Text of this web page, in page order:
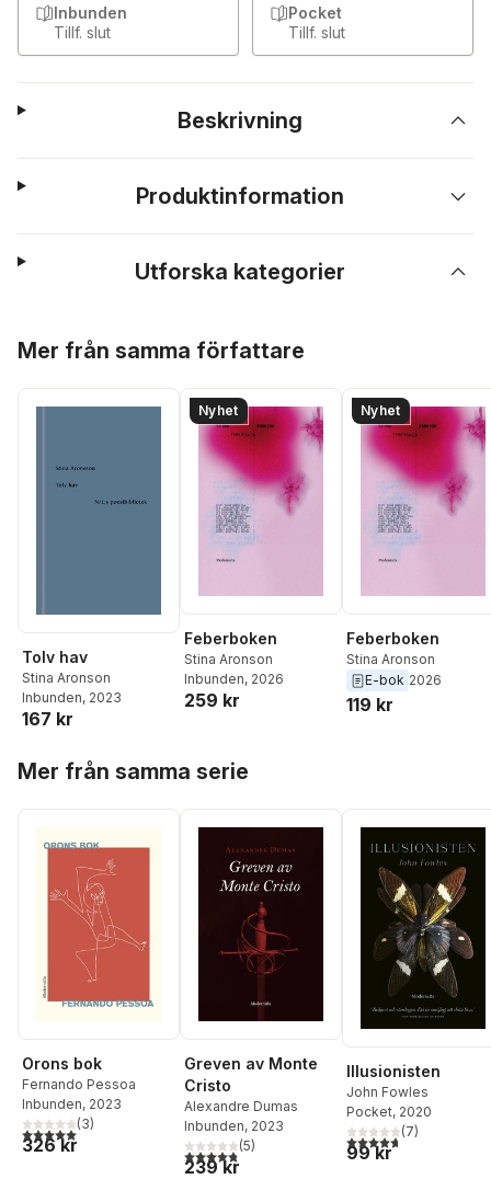
Inbunden
Tillf. slut
Pocket
Tillf. slut
Beskrivning
Produktinformation
Utforska kategorier
Mer från samma författare
Tolv hav
Stina Aronson
Inbunden, 2023
167 kr
Nyhet
Feberboken
Stina Aronson
Inbunden, 2026
259 kr
Nyhet
Feberboken
Stina Aronson
E-bok 2026
119 kr
Mer från samma serie
Orons bok
Fernando Pessoa
Inbunden, 2023
5,0utav 5 stjärnor. Totalt antal röster:
(3)
326 kr
Greven av Monte
Cristo
Alexandre Dumas
Inbunden, 2023
4,8utav 5 stjärnor. Totalt antal röster:
(5)
239 kr
Illusionisten
John Fowles
Pocket, 2020
4,7utav 5 stjärnor.
(7)
99 kr